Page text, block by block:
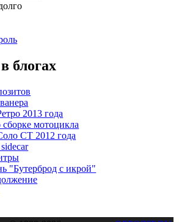
блогах
2013 года
мотоцикла
СТ 2012 года
"Бутерброд с икрой"